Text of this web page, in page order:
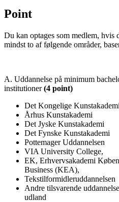
Point
Du kan optages som medlem, hvis
mindst to af følgende områder,
A. Uddannelse på minimum
institutioner(4 point)
Det Kongelige
Århus Kunstakademi
Det Jyske Kunstakademi
Det Fynske Kunstakademi
Pottemager Uddannelsen
VIA University College,
EK, Erhvervsakademi
Business (KEA),
Tekstilformidleruddannelsen
Andre tilsvarende
udland